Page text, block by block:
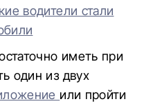
водители стали
иметь при
один из двух
или пройти